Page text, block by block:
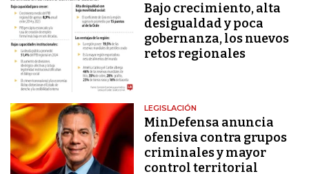
Bajo crecimiento, alta
desigualdad y poca
gobernanza, los nuevos
retos regionales
LEGISLACIÓN
MinDefensa anuncia
ofensiva contra grupos
criminales y mayor
control territorial